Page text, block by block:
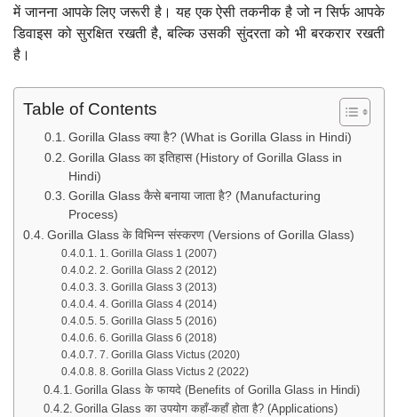
में जानना आपके लिए जरूरी है। यह एक ऐसी तकनीक है जो न सिर्फ आपके
डिवाइस को सुरक्षित रखती है, बल्कि उसकी सुंदरता को भी बरकरार रखती
है।
Table of Contents
Gorilla Glass क्या है? (What is Gorilla Glass in Hindi)
Gorilla Glass का इतिहास (History of Gorilla Glass in
Hindi)
Gorilla Glass कैसे बनाया जाता है? (Manufacturing
Process)
Gorilla Glass के विभिन्न संस्करण (Versions of Gorilla Glass)
1. Gorilla Glass 1 (2007)
2. Gorilla Glass 2 (2012)
3. Gorilla Glass 3 (2013)
4. Gorilla Glass 4 (2014)
5. Gorilla Glass 5 (2016)
6. Gorilla Glass 6 (2018)
7. Gorilla Glass Victus (2020)
8. Gorilla Glass Victus 2 (2022)
Gorilla Glass के फायदे (Benefits of Gorilla Glass in Hindi)
Gorilla Glass का उपयोग कहाँ-कहाँ होता है? (Applications)